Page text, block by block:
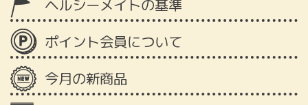
ヘルシーメイトの基準
ポイント会員について
今月の新商品